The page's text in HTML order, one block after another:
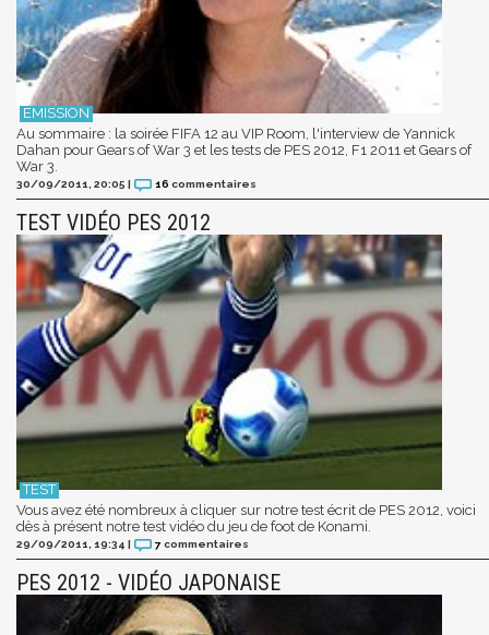
Au sommaire : la soirée FIFA 12 au VIP Room, l'interview de Yannick
Dahan pour Gears of War 3 et les tests de PES 2012, F1 2011 et Gears of
War 3.
30/09/2011, 20:05 16 commentaires
TEST VIDÉO PES 2012
Vous avez été nombreux à cliquer sur notre test écrit de PES 2012, voici
dès à présent notre test vidéo du jeu de foot de Konami.
29/09/2011, 19:34 7commentaires
PES 2012 - VIDÉO JAPONAISE